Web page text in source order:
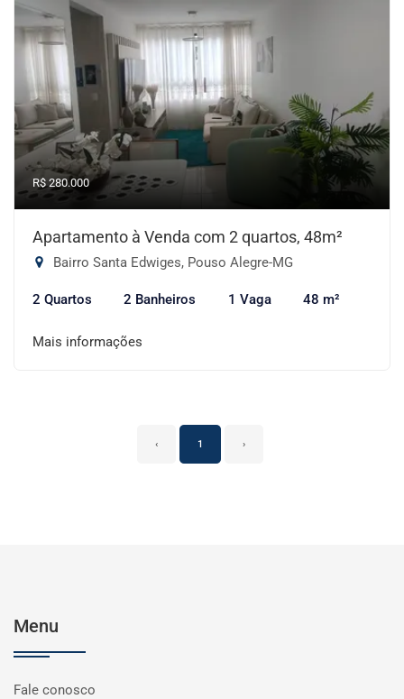
R$ 280.000
Apartamento à Venda com 2 quartos, 48m²
Bairro Santa Edwiges, Pouso Alegre-MG
2 Quartos 2 Banheiros 1 Vaga 48 m²
Mais informações
‹ 1 ›
Menu
Fale conosco